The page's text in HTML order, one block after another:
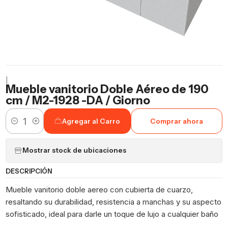
Mueble vanitorio Doble Aéreo de 190
cm / M2-1928 -DA / Giorno
Cantidad
Agregar al Carro Comprar ahora
Mostrar stock de ubicaciones
DESCRIPCIÓN
Mueble vanitorio doble aereo con cubierta de cuarzo,
resaltando su durabilidad, resistencia a manchas y su aspecto
sofisticado, ideal para darle un toque de lujo a cualquier baño